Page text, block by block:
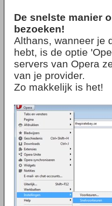
De snelste manier
bezoeken!
Althans, wanneer je
hebt, is de optie
servers van Opera
van je provider.
Zo makkelijk is het!